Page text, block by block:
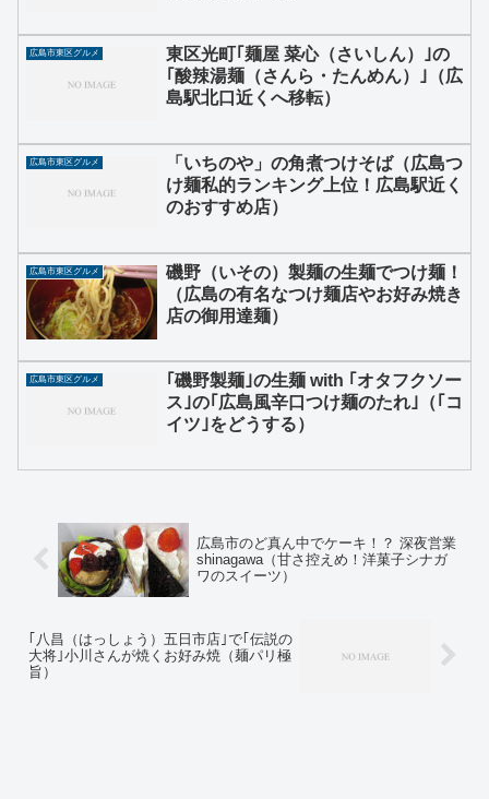
広島市東区グルメ
東区光町｢麺屋 菜心（さいしん）｣の
｢酸辣湯麺（さんら・たんめん）｣（広
島駅北口近くへ移転）
広島市東区グルメ
「いちのや」の角煮つけそば（広島つ
け麺私的ランキング上位！広島駅近く
のおすすめ店）
広島市東区グルメ
磯野（いその）製麺の生麺でつけ麺！
（広島の有名なつけ麺店やお好み焼き
店の御用達麺）
広島市東区グルメ
｢磯野製麺｣の生麺 with ｢オタフクソー
ス｣の｢広島風辛口つけ麺のたれ｣（｢コ
イツ｣をどうする）
広島市のど真ん中でケーキ！？ 深夜営業
shinagawa（甘さ控えめ！洋菓子シナガ
ワのスイーツ）
｢八昌（はっしょう）五日市店｣で｢伝説の
大将｣小川さんが焼くお好み焼（麺パリ極
旨）